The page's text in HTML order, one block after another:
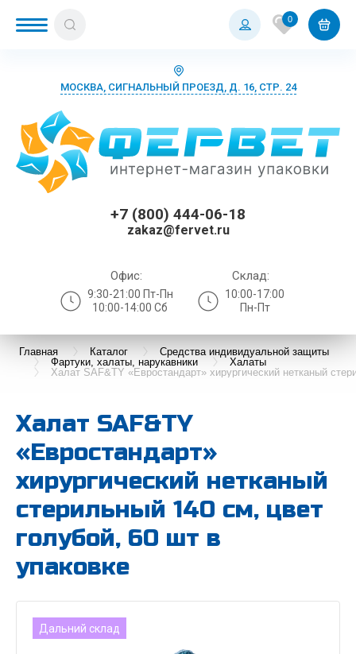
0
МОСКВА, СИГНАЛЬНЫЙ ПРОЕЗД, Д. 16, СТР. 24
+7 (800) 444-06-18
zakaz@fervet.ru
Офис:
9:30-21:00 Пт-Пн
10:00-14:00 Сб
Склад:
10:00-17:00
Пн-Пт
Главная Каталог
Средства индивидуальной защиты
Фартуки, халаты, нарукавники
Халаты
Халат SAF&TY «Евростандарт» хирургический нетканый
Халат SAF&TY
«Евростандарт»
хирургический нетканый
стерильный 140 см, цвет
голубой, 60 шт в
упаковке
Дальний склад